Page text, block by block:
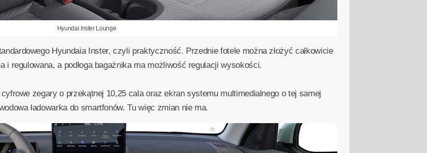
Hyundai Inster Lounge
Hyundaia Inster, czyli praktyczność. Przednie fotele można złożyć całkowicie
i regulowana, a podłoga bagażnika ma możliwość regulacji wysokości.
zegary o przekątnej 10,25 cala oraz ekran systemu multimedialnego o tej samej
ładowarka do smartfonów. Tu więc zmian nie ma.